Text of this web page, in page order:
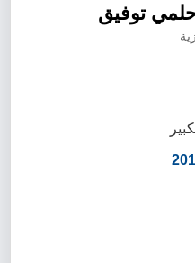
توفيق